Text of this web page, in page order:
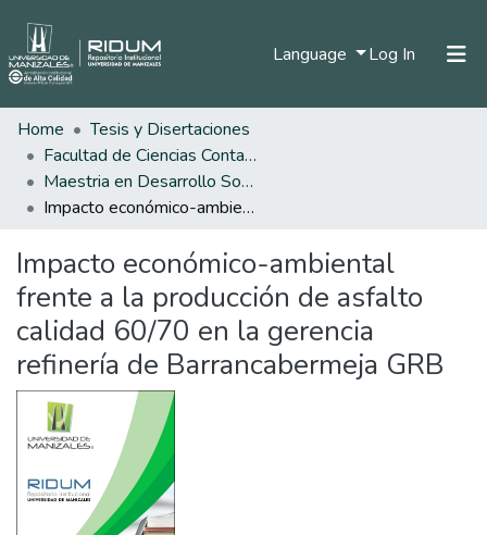
Language Log In (current)
Home
Tesis y Disertaciones
Facultad de Ciencias Contables Económicas y Administrativas
Maestria en Desarrollo Sostenible y Medio Ambiente
Impacto económico-ambiental frente a la producción de asfalto calidad 60/70 en la gerencia refinería de Barrancabermeja GRB
Impacto económico-ambiental
frente a la producción de asfalto
calidad 60/70 en la gerencia
refinería de Barrancabermeja GRB